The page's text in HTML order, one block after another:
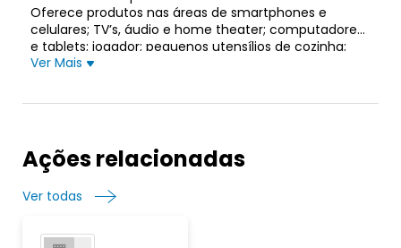
Oferece produtos nas áreas de smartphones e
celulares; TV’s, áudio e home theater; computadores
e tablets; jogador; pequenos utensílios de cozinha;
ventiladores e aquecedores; Ferramentas; saúde e
varejo, como supermercados, lojas de departamento
e lojas de informática, além de vender seus produtos
e está sediada em São Paulo, Brasil.
Ver Mais
Ações relacionadas
Ver todas